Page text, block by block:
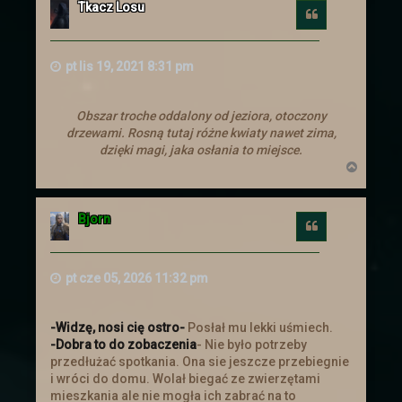
królestwa prośbę o pomoc. Ten
postanowił zebrać chętnych i wysłać ich
aby wsparli handlowego sojusznika.
Ogłoszenie
Nowe ogłoszenia na
Zachęcamy do zajrzenia do zakładki z
Przebudowe przeszłyOgłoszenia. Cała
tabela is truktura została napisana od
nowa i dostosowana :).
Tkacz Losu
pt lis 19, 2021 8:31 pm
Obszar troche oddalony od jeziora, otoczony
drzewami. Rosną tutaj różne kwiaty nawet zima,
dzięki magi, jaka osłania to miejsce.
g
Bjorn
pt cze 05, 2026 11:32 pm
-Widzę, nosi cię ostro- Posłał mu lekki uśmiech.
-Dobra to do zobaczenia- Nie było potrzeby
przedłużać spotkania. Ona sie jeszcze przebiegnie
i wróci do domu. Wolał biegać ze zwierzętami
mieszkania ale nie mogła ich zabrać na to